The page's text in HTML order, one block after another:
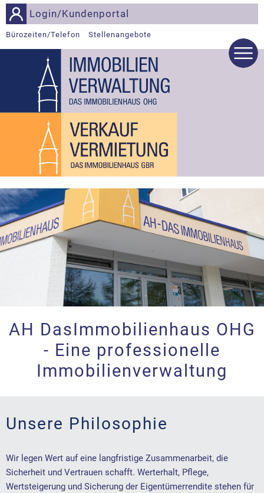
Login/Kundenportal
Bürozeiten/Telefon Stellenangebote
AH DasImmobilienhaus OHG
- Eine professionelle
Immobilienverwaltung
Unsere Philosophie
Wir legen Wert auf eine langfristige Zusammenarbeit, die
Sicherheit und Vertrauen schafft. Werterhalt, Pflege,
Wertsteigerung und Sicherung der Eigentümerrendite stehen für